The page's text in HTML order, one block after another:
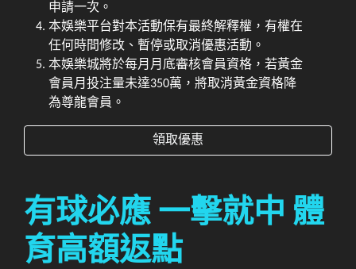
申請一次。
本娛樂平台對本活動保有最終解釋權，有權在
任何時間修改、暫停或取消優惠活動。
本娛樂城將於每月月底審核會員資格，若黃金
會員月投注量未達350萬，將取消黃金資格降
為尊龍會員。
領取優惠
有球必應 一擊就中 體
育高額返點